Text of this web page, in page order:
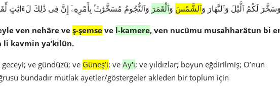
1911|16|12|وَسَخَّرَ لَكُمُ ٱلَّيْلَ وَٱلنَّهَارَ وَٱلشَّمْسَ وَٱلْقَمَرَ وَٱلنُّجُومُ مُسَخَّرَٰتٌۢ بِأَمْرِهِۦٓ إِنَّ فِى ذَٰلِكَ لَءَايَٰتٍ
ven nehâre veş-şemse ve l-kamere, ven nucûmu musahharâtun bi
kavmin ya’kılûn.
ve gündüzü; ve Güneş’i; ve Ay'ı; ve yıldızlar; boyun eğdirilmiş; O’nun
bundadır mutlak ayetler/göstergeler akleden bir toplum için